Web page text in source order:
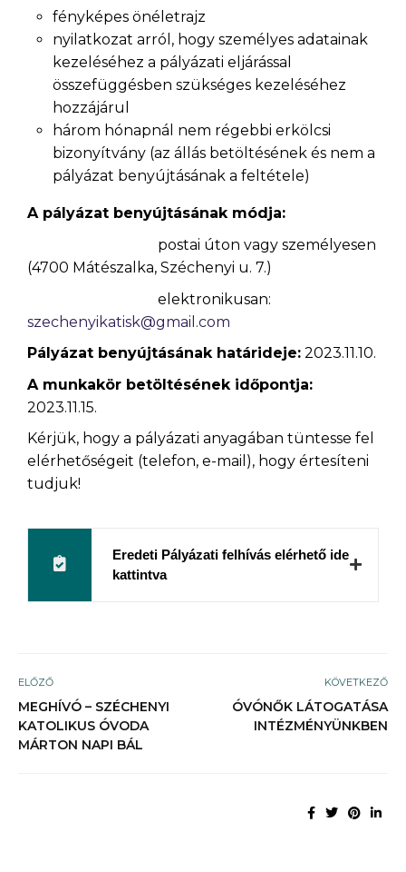
fényképes önéletrajz
nyilatkozat arról, hogy személyes adatainak
kezeléséhez a pályázati eljárással
összefüggésben szükséges kezeléséhez
hozzájárul
három hónapnál nem régebbi erkölcsi
bizonyítvány (az állás betöltésének és nem a
pályázat benyújtásának a feltétele)
A pályázat benyújtásának módja:
postai úton vagy személyesen
(4700 Mátészalka, Széchenyi u. 7.)
elektronikusan:
szechenyikatisk@gmail.com
Pályázat benyújtásának határideje: 2023.11.10.
A munkakör betöltésének időpontja:
2023.11.15.
Kérjük, hogy a pályázati anyagában tüntesse fel
elérhetőségeit (telefon, e-mail), hogy értesíteni
tudjuk!
Eredeti Pályázati felhívás elérhető ide
kattintva
ELŐZŐ
MEGHÍVÓ – SZÉCHENYI
KATOLIKUS ÓVODA
MÁRTON NAPI BÁL
KÖVETKEZŐ
ÓVÓNŐK LÁTOGATÁSA
INTÉZMÉNYÜNKBEN